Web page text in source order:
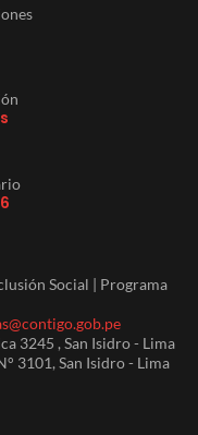
Social | Programa
3245 , San Isidro - Lima
3101, San Isidro - Lima